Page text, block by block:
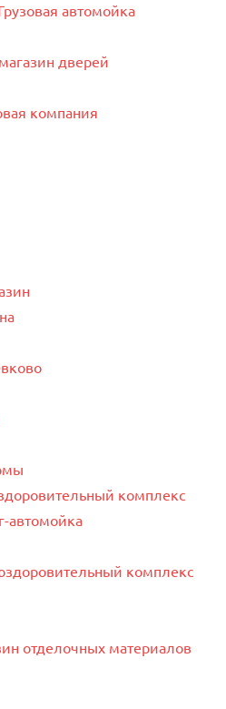
автомойка
дверей
компания
комплекс
автомойка
комплекс
отделочных материалов